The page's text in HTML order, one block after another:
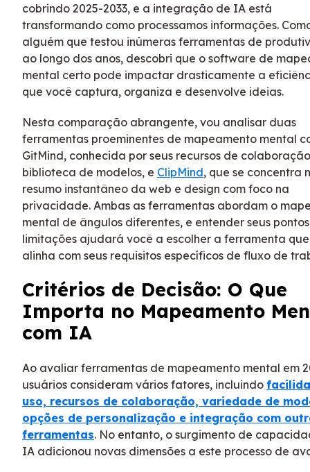
cobrindo 2025-2033, e a integração de IA está
transformando como processamos informações.
alguém que testou inúmeras ferramentas de
ao longo dos anos, descobri que o software de
mental certo pode impactar drasticamente a
que você captura, organiza e desenvolve ideias.
Nesta comparação abrangente, vou analisar duas
ferramentas proeminentes de mapeamento mental
GitMind, conhecida por seus recursos de
biblioteca de modelos, e ClipMind, que se concentra
resumo instantâneo da web e design com foco na
privacidade. Ambas as ferramentas abordam o
mental de ângulos diferentes, e entender seus
limitações ajudará você a escolher a ferramenta que
alinha com seus requisitos específicos de fluxo de
Critérios de Decisão: O Que
Importa no Mapeamento
com IA
Ao avaliar ferramentas de mapeamento mental em
usuários consideram vários fatores, incluindo
uso, recursos de colaboração, variedade de
opções de personalização e integração com
ferramentas. No entanto, o surgimento de
IA adicionou novas dimensões a este processo de